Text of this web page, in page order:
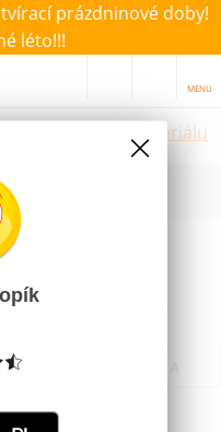
prázdninové doby!
léto!!!
MENU
Hračky dle materiálu
výrobce
Podle názvu od Z do A
Vánoce